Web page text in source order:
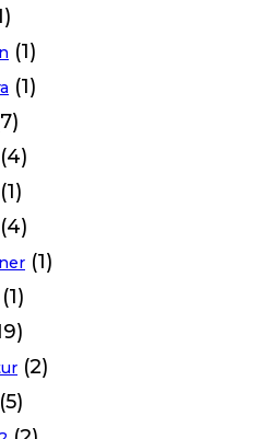
(1)
(1)
(4)
(1)
(4)
(1)
(1)
(2)
(5)